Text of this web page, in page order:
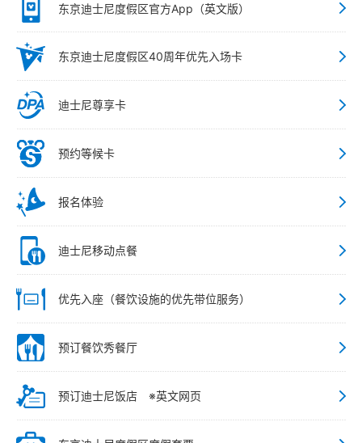
东京迪士尼度假区官方App（英文版）
东京迪士尼度假区40周年优先入场卡
迪士尼尊享卡
预约等候卡
报名体验
迪士尼移动点餐
优先入座（餐饮设施的优先带位服务）
预订餐饮秀餐厅
预订迪士尼饭店 ※英文网页